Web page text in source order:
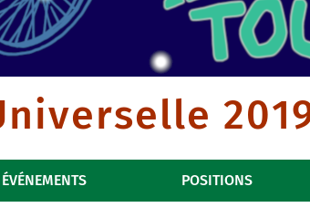
ÉVÉNEMENTS POSITIONS